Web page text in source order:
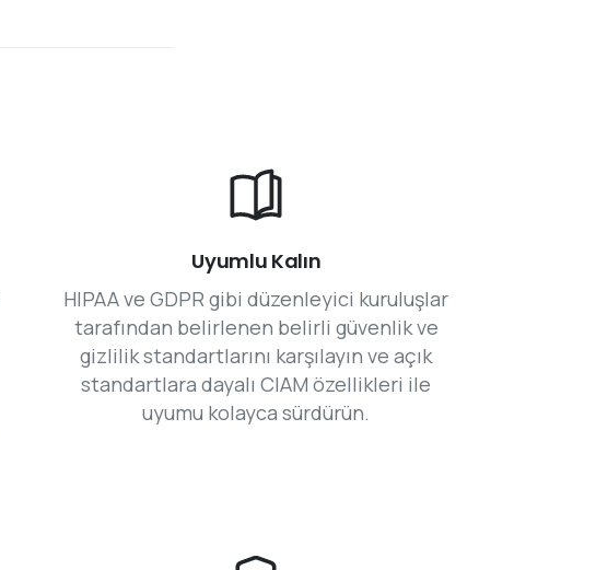
Uyumlu Kalın
HIPAA ve GDPR gibi düzenleyici kuruluşlar
tarafından belirlenen belirli güvenlik ve
gizlilik standartlarını karşılayın ve açık
standartlara dayalı CIAM özellikleri ile
uyumu kolayca sürdürün.